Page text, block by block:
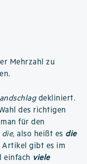
Mehrzahl zu
dekliniert.
des richtigen
für den
die, also heißt es die
Artikel gibt es im
einfach viele